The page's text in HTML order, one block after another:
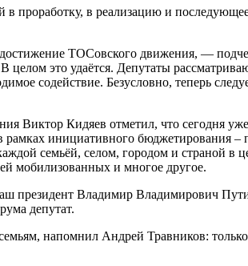
в реализацию и последующее
ТОСовского движения, —
целом это удаётся. Депутаты
содействие. Безусловно, теперь
Виктор Кидяев отметил, что сегодня
инициативного бюджетирования
семьёй, селом, городом и страной в
мобилизованных и многое другое.
президент Владимир Владимирович
депутат.
напомнил Андрей Травников: только